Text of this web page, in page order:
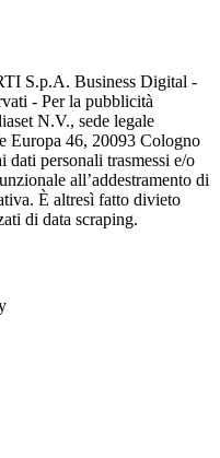
S.p.A. Business Digital -
- Per la pubblicità
N.V., sede legale
Europa 46, 20093 Cologno
dati personali trasmessi e/o
all’addestramento di
È altresì fatto divieto
di data scraping.